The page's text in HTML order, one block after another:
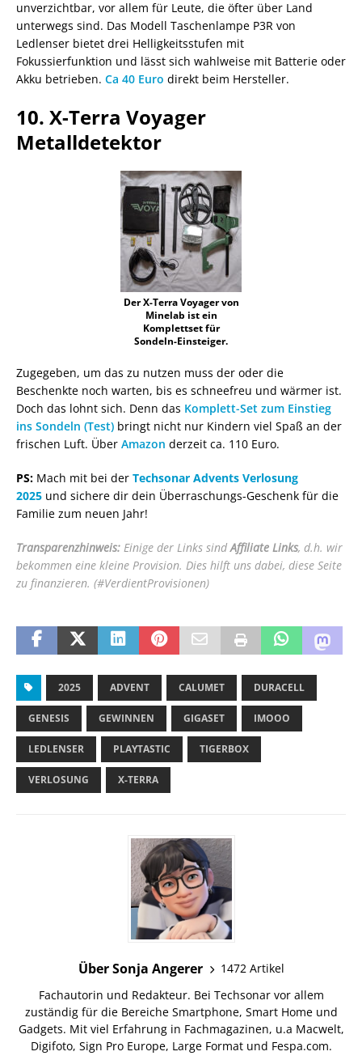
unverzichtbar, vor allem für Leute, die öfter über Land
unterwegs sind. Das Modell Taschenlampe P3R von
Ledlenser bietet drei Helligkeitsstufen mit
Fokussierfunktion und lässt sich wahlweise mit Batterie oder
Akku betrieben. Ca 40 Euro direkt beim Hersteller.
10. X-Terra Voyager
Metalldetektor
Der X-Terra Voyager von
Minelab ist ein
Komplettset für
Sondeln-Einsteiger.
Zugegeben, um das zu nutzen muss der oder die
Beschenkte noch warten, bis es schneefreu und wärmer ist.
Doch das lohnt sich. Denn das Komplett-Set zum Einstieg
ins Sondeln (Test) bringt nicht nur Kindern viel Spaß an der
frischen Luft. Über Amazon derzeit ca. 110 Euro.
PS: Mach mit bei der Techsonar Advents Verlosung
2025 und sichere dir dein Überraschungs-Geschenk für die
Familie zum neuen Jahr!
Transparenzhinweis: Einige der Links sindAffiliate Links, d.h. wir
bekommen eine kleine Provision. Dies hilft uns dabei, diese Seite
zu finanzieren. (#VerdientProvisionen)
2025 ADVENT CALUMET DURACELL
GENESIS GEWINNEN GIGASET IMOOO
LEDLENSER PLAYTASTIC TIGERBOX
VERLOSUNG X-TERRA
Über Sonja Angerer
1472 Artikel
Fachautorin und Redakteur. Bei Techsonar vor allem
zuständig für die Bereiche Smartphone, Smart Home und
Gadgets. Mit viel Erfahrung in Fachmagazinen, u.a Macwelt,
Digifoto, Sign Pro Europe, Large Format und Fespa.com.